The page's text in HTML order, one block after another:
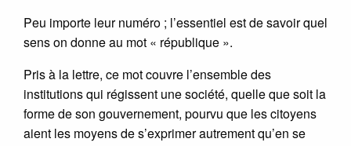
Peu importe leur numéro ; l’essentiel est de savoir quel
sens on donne au mot « république ».
Pris à la lettre, ce mot couvre l’ensemble des
institutions qui régissent une société, quelle que soit la
forme de son gouvernement, pourvu que les citoyens
aient les moyens de s’exprimer autrement qu’en se